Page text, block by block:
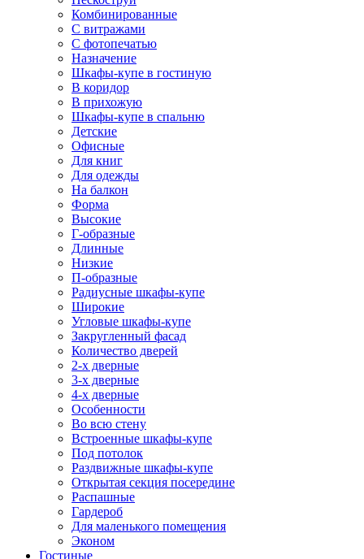
Комбинированные
С витражами
С фотопечатью
Назначение
Шкафы-купе в гостиную
В коридор
В прихожую
Шкафы-купе в спальню
Детские
Офисные
Для книг
Для одежды
На балкон
Форма
Высокие
Г-образные
Длинные
Низкие
П-образные
Радиусные шкафы-купе
Широкие
Угловые шкафы-купе
Закругленный фасад
Количество дверей
2-х дверные
3-х дверные
4-х дверные
Особенности
Во всю стену
Встроенные шкафы-купе
Под потолок
Раздвижные шкафы-купе
Открытая секция посередине
Распашные
Гардероб
Для маленького помещения
Эконом
Гостиные